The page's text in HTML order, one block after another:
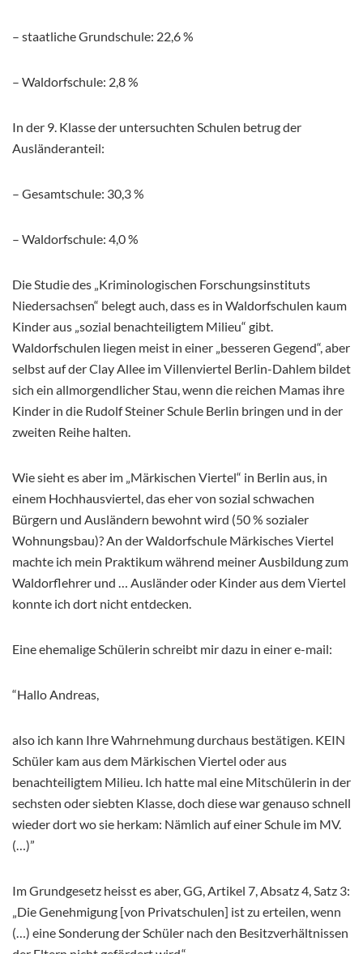
– staatliche Grundschule: 22,6 %
– Waldorfschule: 2,8 %
In der 9. Klasse der untersuchten Schulen betrug der
Ausländeranteil:
– Gesamtschule: 30,3 %
– Waldorfschule: 4,0 %
Die Studie des „Kriminologischen Forschungsinstituts
Niedersachsen“ belegt auch, dass es in Waldorfschulen kaum
Kinder aus „sozial benachteiligtem Milieu“ gibt.
Waldorfschulen liegen meist in einer „besseren Gegend“, aber
selbst auf der Clay Allee im Villenviertel Berlin-Dahlem bildet
sich ein allmorgendlicher Stau, wenn die reichen Mamas ihre
Kinder in die Rudolf Steiner Schule Berlin bringen und in der
zweiten Reihe halten.
Wie sieht es aber im „Märkischen Viertel“ in Berlin aus, in
einem Hochhausviertel, das eher von sozial schwachen
Bürgern und Ausländern bewohnt wird (50 % sozialer
Wohnungsbau)? An der Waldorfschule Märkisches Viertel
machte ich mein Praktikum während meiner Ausbildung zum
Waldorflehrer und … Ausländer oder Kinder aus dem Viertel
konnte ich dort nicht entdecken.
Eine ehemalige Schülerin schreibt mir dazu in einer e-mail:
“Hallo Andreas,
also ich kann Ihre Wahrnehmung durchaus bestätigen. KEIN
Schüler kam aus dem Märkischen Viertel oder aus
benachteiligtem Milieu. Ich hatte mal eine Mitschülerin in der
sechsten oder siebten Klasse, doch diese war genauso schnell
wieder dort wo sie herkam: Nämlich auf einer Schule im MV.
(…)”
Im Grundgesetz heisst es aber, GG, Artikel 7, Absatz 4, Satz 3:
„Die Genehmigung [von Privatschulen] ist zu erteilen, wenn
(…) eine Sonderung der Schüler nach den Besitzverhältnissen